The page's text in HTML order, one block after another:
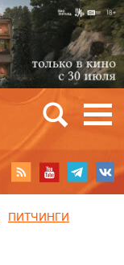
ПИТЧИНГИ